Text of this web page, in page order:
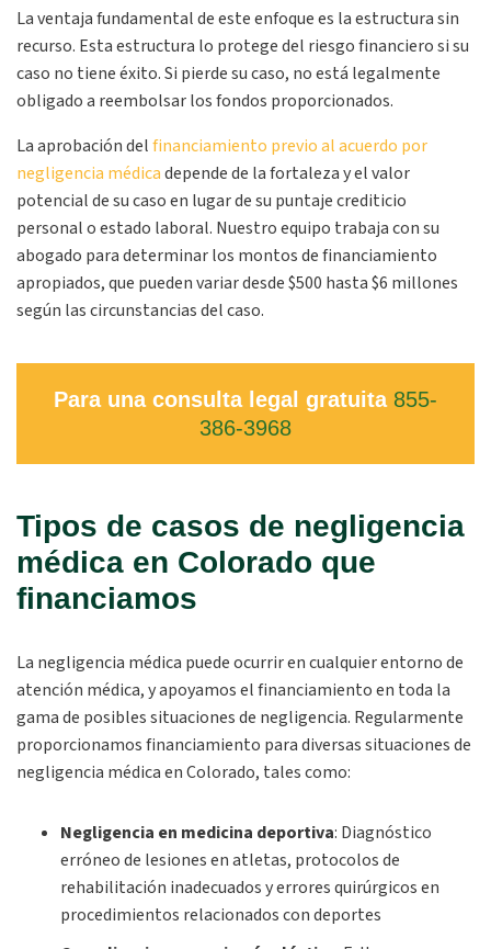
La ventaja fundamental de este enfoque es la estructura sin
recurso. Esta estructura lo protege del riesgo financiero si su
caso no tiene éxito. Si pierde su caso, no está legalmente
obligado a reembolsar los fondos proporcionados.
La aprobación delfinanciamiento previo al acuerdo por
negligencia médicadepende de la fortaleza y el valor
potencial de su caso en lugar de su puntaje crediticio
personal o estado laboral. Nuestro equipo trabaja con su
abogado para determinar los montos de financiamiento
apropiados, que pueden variar desde $500 hasta $6 millones
según las circunstancias del caso.
Para una consulta legal gratuita 855-
386-3968
Tipos de casos de negligencia
médica en Colorado que
financiamos
La negligencia médica puede ocurrir en cualquier entorno de
atención médica, y apoyamos el financiamiento en toda la
gama de posibles situaciones de negligencia. Regularmente
proporcionamos financiamiento para diversas situaciones de
negligencia médica en Colorado, tales como:
Negligencia en medicina deportiva: Diagnóstico
erróneo de lesiones en atletas, protocolos de
rehabilitación inadecuados y errores quirúrgicos en
procedimientos relacionados con deportes